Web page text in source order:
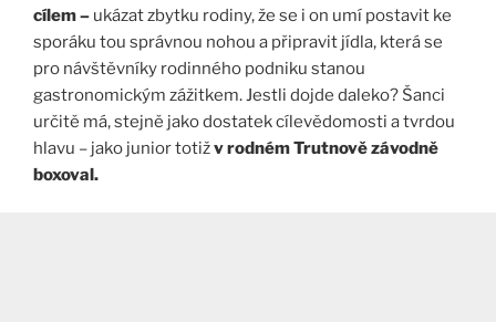
cílem – ukázat zbytku rodiny, že se i on umí postavit ke
sporáku tou správnou nohou a připravit jídla, která se
pro návštěvníky rodinného podniku stanou
gastronomickým zážitkem. Jestli dojde daleko? Šanci
určitě má, stejně jako dostatek cílevědomosti a tvrdou
hlavu – jako junior totižv rodném Trutnově závodně
boxoval.